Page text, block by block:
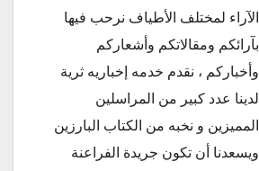
الآراء لمختلف الأطياف نرحب فيها
بآرائكم ومقالاتكم وأشعاركم
وأخباركم ، نقدم خدمه إخباريه ثرية
لدينا عدد كبير من المراسلين
المميزين و نخبه من الكتاب البارزين
ويسعدنا أن تكون جريدة الفراعنة